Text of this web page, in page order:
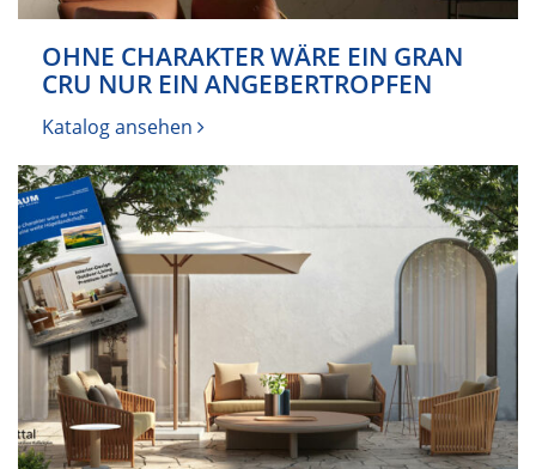
OHNE CHARAKTER WÄRE EIN GRAN
CRU NUR EIN ANGEBERTROPFEN
Katalog ansehen